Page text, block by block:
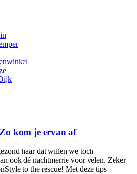
kom je ervan af
haar dat willen we toch
ook dé nachtmerrie voor velen. Zeker
to the rescue! Met deze tips